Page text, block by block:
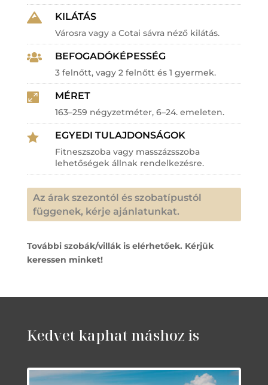
 KILÁTÁS
Városra vagy a Cotai sávra néző kilátás.
 BEFOGADÓKÉPESSÉG
3 felnőtt, vagy 2 felnőtt és 1 gyermek.
 MÉRET
163–259 négyzetméter, 6–24. emeleten.
 EGYEDI TULAJDONSÁGOK
Fitneszszoba vagy masszázsszoba
lehetőségek állnak rendelkezésre.
Az árak szezontól és szobatípustól
függenek, kérje ajánlatunkat.
További szobák/villák is elérhetőek. Kérjük
keressen minket!
Kedvet kaphat máshoz is